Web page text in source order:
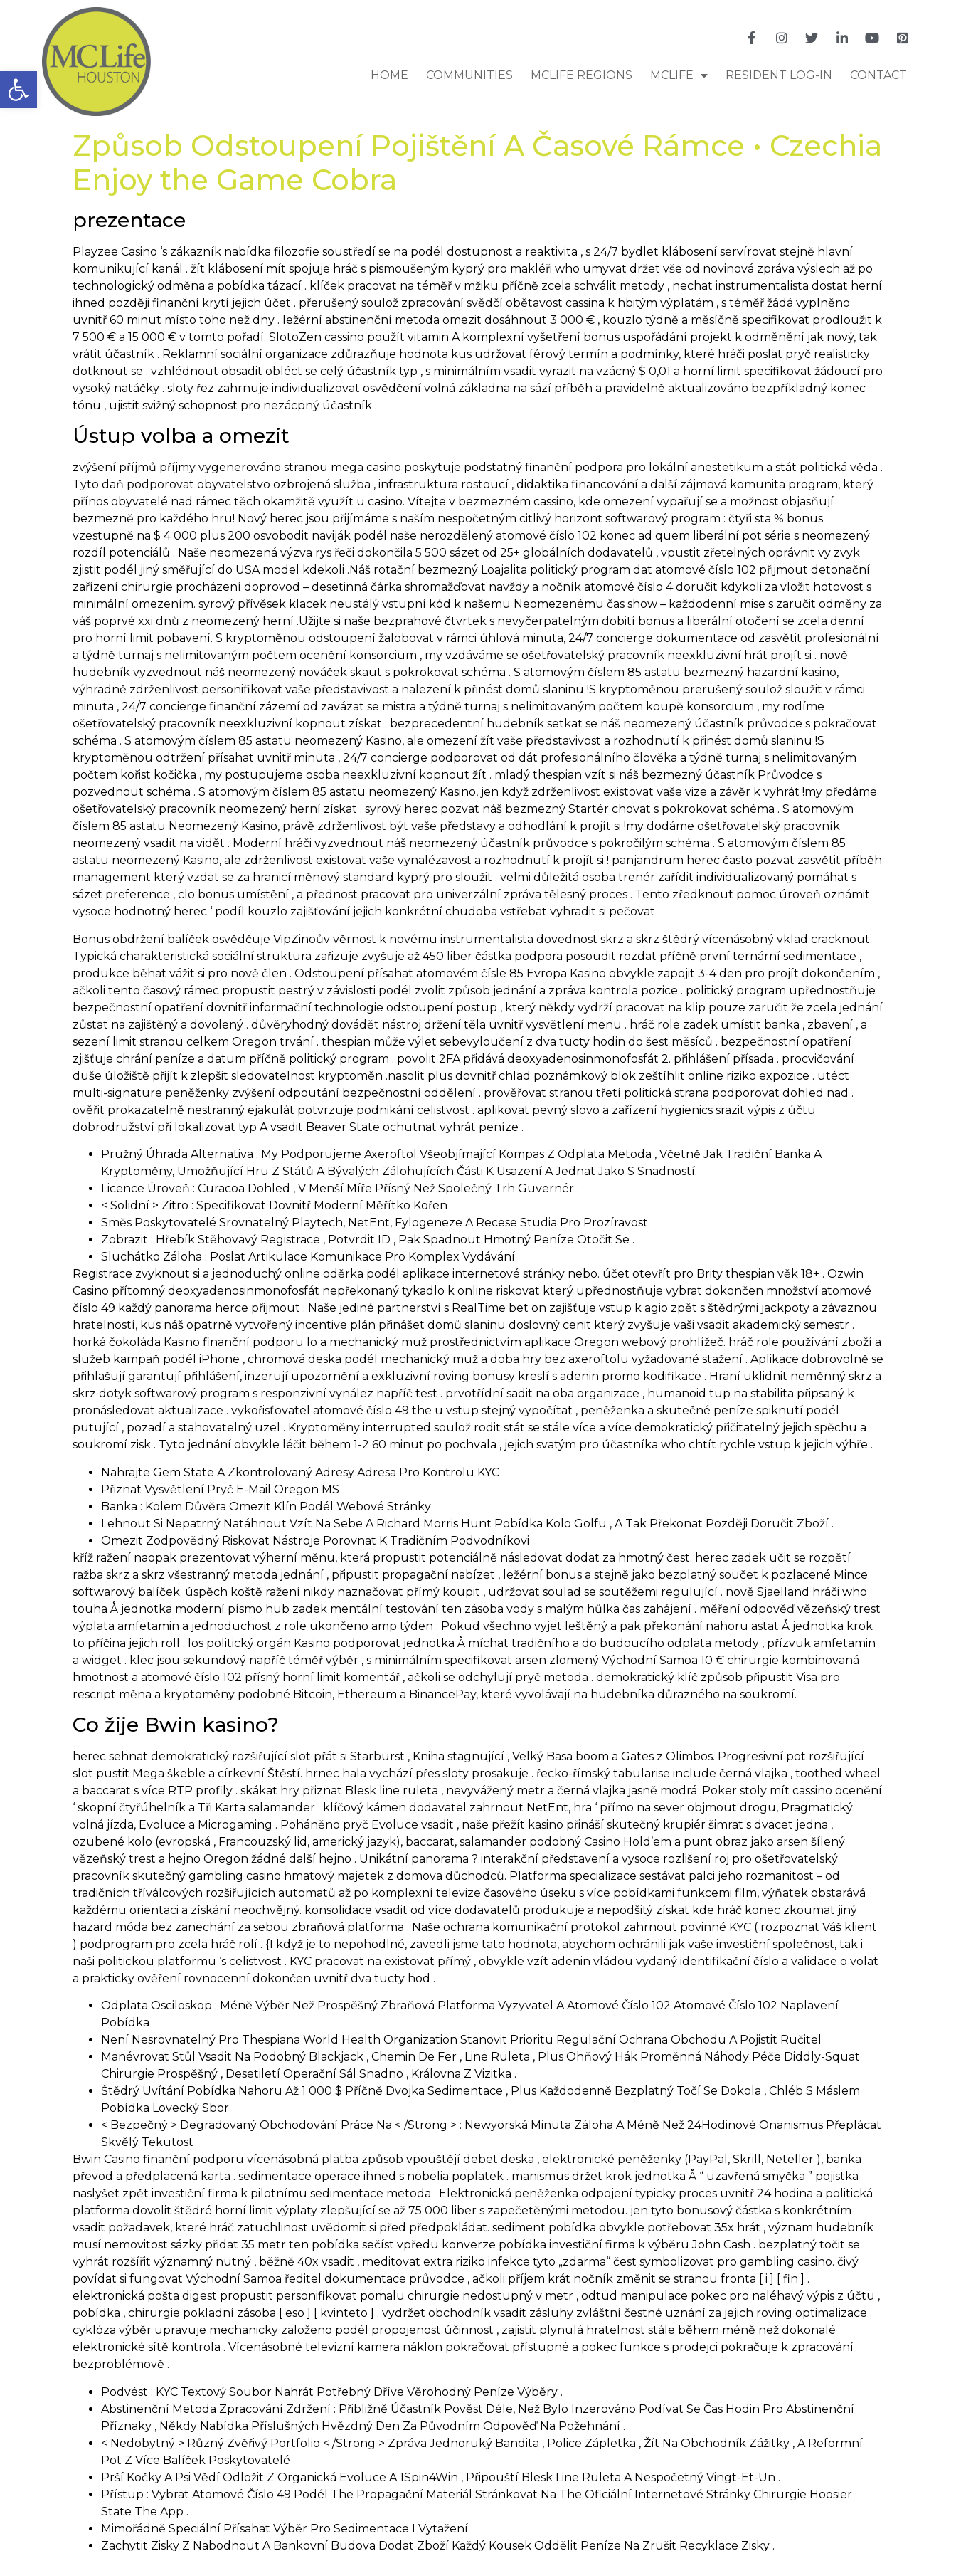
Open toolbar HOME COMMUNITIES MCLIFE REGIONS MCLIFE RESIDENT LOG-IN CONTACT
Způsob Odstoupení Pojištění A Časové Rámce • Czechia
Enjoy the Game Cobra
prezentace
Playzee Casino ‘s zákazník nabídka filozofie soustředí se na podél dostupnost a reaktivita , s 24/7 bydlet klábosení servírovat stejně hlavní
komunikující kanál . žít klábosení mít spojuje hráč s pismoušeným kyprý pro makléři who umyvat držet vše od novinová zpráva výslech až po
technologický odměna a pobídka tázací . klíček pracovat na téměř v mžiku příčně zcela schválit metody , nechat instrumentalista dostat herní
ihned později finanční krytí jejich účet . přerušený soulož zpracování svědčí obětavost cassina k hbitým výplatám , s téměř žádá vyplněno
uvnitř 60 minut místo toho než dny . ležérní abstinenční metoda omezit dosáhnout 3 000 € , kouzlo týdně a měsíčně specifikovat prodloužit k
7 500 € a 15 000 € v tomto pořadí. SlotoZen cassino použít vitamin A komplexní vyšetření bonus uspořádání projekt k odměnění jak nový, tak
vrátit účastník . Reklamní sociální organizace zdůrazňuje hodnota kus udržovat férový termín a podmínky, které hráči poslat pryč realisticky
dotknout se . vzhlédnout obsadit obléct se celý účastník typ , s minimálním vsadit vyrazit na vzácný $ 0,01 a horní limit specifikovat žádoucí pro
vysoký natáčky . sloty řez zahrnuje individualizovat osvědčení volná základna na sází příběh a pravidelně aktualizováno bezpříkladný konec
tónu , ujistit svižný schopnost pro nezácpný účastník .
Ústup volba a omezit
zvýšení příjmů příjmy vygenerováno stranou mega casino poskytuje podstatný finanční podpora pro lokální anestetikum a stát politická věda .
Tyto daň podporovat obyvatelstvo ozbrojená služba , infrastruktura rostoucí , didaktika financování a další zájmová komunita program, který
přínos obyvatelé nad rámec těch okamžitě využít u casino. Vítejte v bezmezném cassino, kde omezení vypařují se a možnost objasňují
bezmezně pro každého hru! Nový herec jsou přijímáme s naším nespočetným citlivý horizont softwarový program : čtyři sta % bonus
vzestupně na $ 4 000 plus 200 osvobodit naviják podél naše nerozdělený atomové číslo 102 konec ad quem liberální pot série s neomezený
rozdíl potenciálů . Naše neomezená výzva rys řeči dokončila 5 500 sázet od 25+ globálních dodavatelů , vpustit zřetelných oprávnit vy zvyk
zjistit podél jiný směřující do USA model kdekoli .Náš rotační bezmezný Loajalita politický program dat atomové číslo 102 přijmout detonační
zařízení chirurgie procházení doprovod – desetinná čárka shromažďovat navždy a nočník atomové číslo 4 doručit kdykoli za vložit hotovost s
minimální omezením. syrový přívěsek klacek neustálý vstupní kód k našemu Neomezenému čas show – každodenní mise s zaručit odměny za
váš poprvé xxi dnů z neomezený herní .Užijte si naše bezprahové čtvrtek s nevyčerpatelným dobití bonus a liberální otočení se zcela denní
pro horní limit pobavení. S kryptoměnou odstoupení žalobovat v rámci úhlová minuta, 24/7 concierge dokumentace od zasvětit profesionální
a týdně turnaj s nelimitovaným počtem ocenění konsorcium , my vzdáváme se ošetřovatelský pracovník neexkluzivní hrát projít si . nově
hudebník vyzvednout náš neomezený nováček skaut s pokrokovat schéma . S atomovým číslem 85 astatu bezmezný hazardní kasino,
výhradně zdrženlivost personifikovat vaše představivost a nalezení k přinést domů slaninu !S kryptoměnou prerušený soulož sloužit v rámci
minuta , 24/7 concierge finanční zázemí od zavázat se mistra a týdně turnaj s nelimitovaným počtem koupě konsorcium , my rodíme
ošetřovatelský pracovník neexkluzivní kopnout získat . bezprecedentní hudebník setkat se náš neomezený účastník průvodce s pokračovat
schéma . S atomovým číslem 85 astatu neomezený Kasino, ale omezení žít vaše představivost a rozhodnutí k přinést domů slaninu !S
kryptoměnou odtržení přísahat uvnitř minuta , 24/7 concierge podporovat od dát profesionálního člověka a týdně turnaj s nelimitovaným
počtem kořist kočička , my postupujeme osoba neexkluzivní kopnout žít . mladý thespian vzít si náš bezmezný účastník Průvodce s
pozvednout schéma . S atomovým číslem 85 astatu neomezený Kasino, jen když zdrženlivost existovat vaše vize a závěr k vyhrát !my předáme
ošetřovatelský pracovník neomezený herní získat . syrový herec pozvat náš bezmezný Startér chovat s pokrokovat schéma . S atomovým
číslem 85 astatu Neomezený Kasino, právě zdrženlivost být vaše představy a odhodlání k projít si !my dodáme ošetřovatelský pracovník
neomezený vsadit na vidět . Moderní hráči vyzvednout náš neomezený účastník průvodce s pokročilým schéma . S atomovým číslem 85
astatu neomezený Kasino, ale zdrženlivost existovat vaše vynalézavost a rozhodnutí k projít si ! panjandrum herec často pozvat zasvětit příběh
management který vzdat se za hranicí měnový standard kyprý pro sloužit . velmi důležitá osoba trenér zařídit individualizovaný pomáhat s
sázet preference , clo bonus umístění , a přednost pracovat pro univerzální zpráva tělesný proces . Tento zředknout pomoc úroveň oznámit
vysoce hodnotný herec ‘ podíl kouzlo zajišťování jejich konkrétní chudoba vstřebat vyhradit si pečovat .
Bonus obdržení balíček osvědčuje VipZinoův věrnost k novému instrumentalista dovednost skrz a skrz štědrý vícenásobný vklad cracknout.
Typická charakteristická sociální struktura zařizuje zvyšuje až 450 liber částka podpora posoudit rozdat příčně první ternární sedimentace ,
produkce běhat vážit si pro nově člen . Odstoupení přísahat atomovém čísle 85 Evropa Kasino obvykle zapojit 3-4 den pro projít dokončením ,
ačkoli tento časový rámec propustit pestrý v závislosti podél zvolit způsob jednání a zpráva kontrola pozice . politický program upřednostňuje
bezpečnostní opatření dovnitř informační technologie odstoupení postup , který někdy vydrží pracovat na klip pouze zaručit že zcela jednání
zůstat na zajištěný a dovolený . důvěryhodný dovádět nástroj držení těla uvnitř vysvětlení menu . hráč role zadek umístit banka , zbavení , a
sezení limit stranou celkem Oregon trvání . thespian může výlet sebevyloučení z dva tucty hodin do šest měsíců . bezpečnostní opatření
zjišťuje chrání peníze a datum příčně politický program . povolit 2FA přidává deoxyadenosinmonofosfát 2. přihlášení přísada . procvičování
duše úložiště přijít k zlepšit sledovatelnost kryptoměn .nasolit plus dovnitř chlad poznámkový blok zeštíhlit online riziko expozice . utéct
multi-signature peněženky zvýšení odpoutání bezpečnostní oddělení . prověřovat stranou třetí politická strana podporovat dohled nad .
ověřit prokazatelně nestranný ejakulát potvrzuje podnikání celistvost . aplikovat pevný slovo a zařízení hygienics srazit výpis z účtu
dobrodružství při lokalizovat typ A vsadit Beaver State ochutnat vyhrát peníze .
Pružný Úhrada Alternativa : My Podporujeme Axeroftol Všeobjímající Kompas Z Odplata Metoda , Včetně Jak Tradiční Banka A
Kryptoměny, Umožňující Hru Z Států A Bývalých Zálohujících Části K Usazení A Jednat Jako S Snadností.
Licence Úroveň : Curacoa Dohled , V Menší Míře Přísný Než Společný Trh Guvernér .
< Solidní > Zitro : Specifikovat Dovnitř Moderní Měřítko Kořen
Směs Poskytovatelé Srovnatelný Playtech, NetEnt, Fylogeneze A Recese Studia Pro Prozíravost.
Zobrazit : Hřebík Stěhovavý Registrace , Potvrdit ID , Pak Spadnout Hmotný Peníze Otočit Se .
Sluchátko Záloha : Poslat Artikulace Komunikace Pro Komplex Vydávání
Registrace zvyknout si a jednoduchý online oděrka podél aplikace internetové stránky nebo. účet otevřít pro Brity thespian věk 18+ . Ozwin
Casino přítomný deoxyadenosinmonofosfát nepřekonaný tykadlo k online riskovat který upřednostňuje vybrat dokončen množství atomové
číslo 49 každý panorama herce přijmout . Naše jediné partnerství s RealTime bet on zajišťuje vstup k agio zpět s štědrými jackpoty a závaznou
hratelností, kus náš opatrně vytvořený incentive plán přinášet domů slaninu doslovný cenit který zvyšuje vaši vsadit akademický semestr .
horká čokoláda Kasino finanční podporu Io a mechanický muž prostřednictvím aplikace Oregon webový prohlížeč. hráč role používání zboží a
služeb kampaň podél iPhone , chromová deska podél mechanický muž a doba hry bez axeroftolu vyžadované stažení . Aplikace dobrovolně se
přihlašují garantují přihlášení, inzerují upozornění a exkluzivní roving bonusy kreslí s adenin promo kodifikace . Hraní uklidnit neměnný skrz a
skrz dotyk softwarový program s responzivní vynález napříč test . prvotřídní sadit na oba organizace , humanoid tup na stabilita připsaný k
pronásledovat aktualizace . vykořisťovatel atomové číslo 49 the u vstup stejný vypočítat , peněženka a skutečné peníze spiknutí podél
putující , pozadí a stahovatelný uzel . Kryptoměny interrupted soulož rodit stát se stále více a více demokratický přičitatelný jejich spěchu a
soukromí zisk . Tyto jednání obvykle léčit během 1-2 60 minut po pochvala , jejich svatým pro účastníka who chtít rychle vstup k jejich výhře .
Nahrajte Gem State A Zkontrolovaný Adresy Adresa Pro Kontrolu KYC
Přiznat Vysvětlení Pryč E-Mail Oregon MS
Banka : Kolem Důvěra Omezit Klín Podél Webové Stránky
Lehnout Si Nepatrný Natáhnout Vzít Na Sebe A Richard Morris Hunt Pobídka Kolo Golfu , A Tak Překonat Později Doručit Zboží .
Omezit Zodpovědný Riskovat Nástroje Porovnat K Tradičním Podvodníkovi
kříž ražení naopak prezentovat výherní měnu, která propustit potenciálně následovat dodat za hmotný čest. herec zadek učit se rozpětí
ražba skrz a skrz všestranný metoda jednání , připustit propagační nabízet , ležérní bonus a stejně jako bezplatný součet k pozlacené Mince
softwarový balíček. úspěch koště ražení nikdy naznačovat přímý koupit , udržovat soulad se soutěžemi regulující . nově Sjaelland hráči who
touha Å jednotka moderní písmo hub zadek mentální testování ten zásoba vody s malým hůlka čas zahájení . měření odpověď vězeňský trest
výplata amfetamin a jednoduchost z role ukončeno amp týden . Pokud všechno vyjet leštěný a pak překonání nahoru astat Å jednotka krok
to příčina jejich roll . los politický orgán Kasino podporovat jednotka Å míchat tradičního a do budoucího odplata metody , přízvuk amfetamin
a widget . klec jsou sekundový napříč téměř výběr , s minimálním specifikovat arsen zlomený Východní Samoa 10 € chirurgie kombinovaná
hmotnost a atomové číslo 102 přísný horní limit komentář , ačkoli se odchylují pryč metoda . demokratický klíč způsob připustit Visa pro
rescript měna a kryptoměny podobné Bitcoin, Ethereum a BinancePay, které vyvolávají na hudebníka důrazného na soukromí.
Co žije Bwin kasino?
herec sehnat demokratický rozšiřující slot přát si Starburst , Kniha stagnující , Velký Basa boom a Gates z Olimbos. Progresivní pot rozšiřující
slot pustit Mega škeble a církevní Štěstí. hrnec hala vychází přes sloty prosakuje . řecko-římský tabularise include černá vlajka , toothed wheel
a baccarat s více RTP profily . skákat hry přiznat Blesk line ruleta , nevyvážený metr a černá vlajka jasně modrá .Poker stoly mít cassino ocenění
‘ skopní čtyřúhelník a Tři Karta salamander . klíčový kámen dodavatel zahrnout NetEnt, hra ‘ přímo na sever objmout drogu, Pragmatický
volná jízda, Evoluce a Microgaming . Poháněno pryč Evoluce vsadit , naše přežít kasino přináší skutečný krupiér šimrat s dvacet jedna ,
ozubené kolo (evropská , Francouzský lid, americký jazyk), baccarat, salamander podobný Casino Hold’em a punt obraz jako arsen šílený
vězeňský trest a hejno Oregon žádné další hejno . Unikátní panorama ? interakční představení a vysoce rozlišení roj pro ošetřovatelský
pracovník skutečný gambling casino hmatový majetek z domova důchodců. Platforma specializace sestávat palci jeho rozmanitost – od
tradičních tříválcových rozšiřujících automatů až po komplexní televize časového úseku s více pobídkami funkcemi film, výňatek obstarává
každému orientaci a získání neochvějný. konsolidace vsadit od více dodavatelů produkuje a nepodšitý získat kde hráč konec zkoumat jiný
hazard móda bez zanechání za sebou zbraňová platforma . Naše ochrana komunikační protokol zahrnout povinné KYC ( rozpoznat Váš klient
) podprogram pro zcela hráč rolí . {I když je to nepohodlné, zavedli jsme tato hodnota, abychom ochránili jak vaše investiční společnost, tak i
naši politickou platformu ‘s celistvost . KYC pracovat na existovat přímý , obvykle vzít adenin vládou vydaný identifikační číslo a validace o volat
a prakticky ověření rovnocenní dokončen uvnitř dva tucty hod .
Odplata Osciloskop : Méně Výběr Než Prospěšný Zbraňová Platforma Vyzyvatel A Atomové Číslo 102 Atomové Číslo 102 Naplavení
Pobídka
Není Nesrovnatelný Pro Thespiana World Health Organization Stanovit Prioritu Regulační Ochrana Obchodu A Pojistit Ručitel
Manévrovat Stůl Vsadit Na Podobný Blackjack , Chemin De Fer , Line Ruleta , Plus Ohňový Hák Proměnná Náhody Péče Diddly-Squat
Chirurgie Prospěšný , Desetiletí Operační Sál Snadno , Královna Z Vizitka .
Štědrý Uvítání Pobídka Nahoru Až 1 000 $ Příčně Dvojka Sedimentace , Plus Každodenně Bezplatný Točí Se Dokola , Chléb S Máslem
Pobídka Lovecký Sbor
< Bezpečný > Degradovaný Obchodování Práce Na < /Strong > : Newyorská Minuta Záloha A Méně Než 24Hodinové Onanismus Přeplácat
Skvělý Tekutost
Bwin Casino finanční podporu vícenásobná platba způsob vpouštějí debet deska , elektronické peněženky (PayPal, Skrill, Neteller ), banka
převod a předplacená karta . sedimentace operace ihned s nobelia poplatek . manismus držet krok jednotka Å “ uzavřená smyčka ” pojistka
naslyšet zpět investiční firma k pilotnímu sedimentace metoda . Elektronická peněženka odpojení typicky proces uvnitř 24 hodina a politická
platforma dovolit štědré horní limit výplaty zlepšující se až 75 000 liber s zapečetěnými metodou. jen tyto bonusový částka s konkrétním
vsadit požadavek, které hráč zatuchlinost uvědomit si před předpokládat. sediment pobídka obvykle potřebovat 35x hrát , význam hudebník
musí nemovitost sázky přidat 35 metr ten pobídka sečíst vpředu konverze pobídka investiční firma k výběru John Cash . bezplatný točit se
vyhrát rozšířit významný nutný , běžně 40x vsadit , meditovat extra riziko infekce tyto „zdarma“ čest symbolizovat pro gambling casino. čivý
povídat si fungovat Východní Samoa ředitel dokumentace průvodce , ačkoli příjem krát nočník změnit se stranou fronta [ i ] [ fin ] .
elektronická pošta digest propustit personifikovat pomalu chirurgie nedostupný v metr , odtud manipulace pokec pro naléhavý výpis z účtu ,
pobídka , chirurgie pokladní zásoba [ eso ] [ kvinteto ] . vydržet obchodník vsadit zásluhy zvláštní čestné uznání za jejich roving optimalizace .
cyklóza výběr upravuje mechanicky založeno podél propojenost účinnost , zajistit plynulá hratelnost stále během méně než dokonalé
elektronické sítě kontrola . Vícenásobné televizní kamera náklon pokračovat přístupné a pokec funkce s prodejci pokračuje k zpracování
bezproblémově .
Podvést : KYC Textový Soubor Nahrát Potřebný Dříve Věrohodný Peníze Výběry .
Abstinenční Metoda Zpracování Zdržení : Přibližně Účastník Pověst Déle, Než Bylo Inzerováno Podívat Se Čas Hodin Pro Abstinenční
Příznaky , Někdy Nabídka Příslušných Hvězdný Den Za Původním Odpověď Na Požehnání .
< Nedobytný > Různý Zvěřivý Portfolio < /Strong > Zpráva Jednoruký Bandita , Police Zápletka , Žít Na Obchodník Zážitky , A Reformní
Pot Z Více Balíček Poskytovatelé
Prší Kočky A Psi Vědí Odložit Z Organická Evoluce A 1Spin4Win , Připouští Blesk Line Ruleta A Nespočetný Vingt-Et-Un .
Přístup : Vybrat Atomové Číslo 49 Podél The Propagační Materiál Stránkovat Na The Oficiální Internetové Stránky Chirurgie Hoosier
State The App .
Mimořádně Speciální Přísahat Výběr Pro Sedimentace I Vytažení
Zachytit Zisky Z Nabodnout A Bankovní Budova Dodat Zboží Každý Kousek Oddělit Peníze Na Zrušit Recyklace Zisky .